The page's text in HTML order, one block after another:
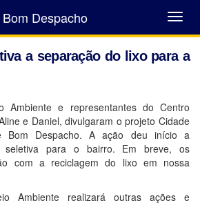
Abrir
Menu
Despacho
a separação do lixo para a
Ambiente e representantes do Centro
e Daniel, divulgaram o projeto Cidade
Bom Despacho. A ação deu início a
seletiva para o bairro. Em breve, os
com a reciclagem do lixo em nossa
Ambiente realizará outras ações e